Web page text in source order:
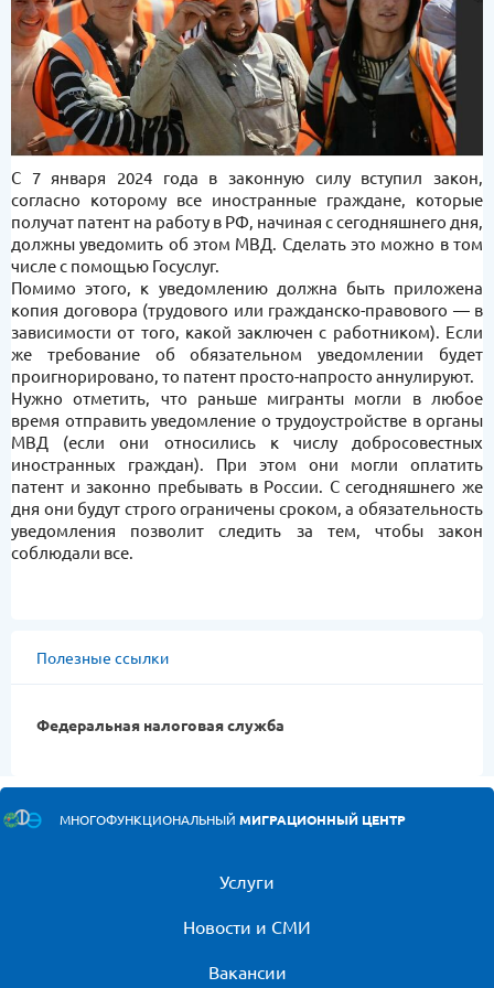
МНОГОФУНКЦИОНАЛЬНЫЙ МИГРАЦИОННЫЙ ЦЕНТР
Услуги
Новости и СМИ
Вакансии
С 7 января 2024 года в законную силу вступил закон,
согласно которому все иностранные граждане, которые
получат патент на работу в РФ, начиная с сегодняшнего дня,
должны уведомить об этом МВД. Сделать это можно в том
числе с помощью Госуслуг.
Помимо этого, к уведомлению должна быть приложена
копия договора (трудового или гражданско-правового — в
зависимости от того, какой заключен с работником). Если
же требование об обязательном уведомлении будет
проигнорировано, то патент просто-напросто аннулируют.
Нужно отметить, что раньше мигранты могли в любое
время отправить уведомление о трудоустройстве в органы
МВД (если они относились к числу добросовестных
иностранных граждан). При этом они могли оплатить
патент и законно пребывать в России. С сегодняшнего же
дня они будут строго ограничены сроком, а обязательность
уведомления позволит следить за тем, чтобы закон
соблюдали все.
Полезные ссылки
Федеральная налоговая служба